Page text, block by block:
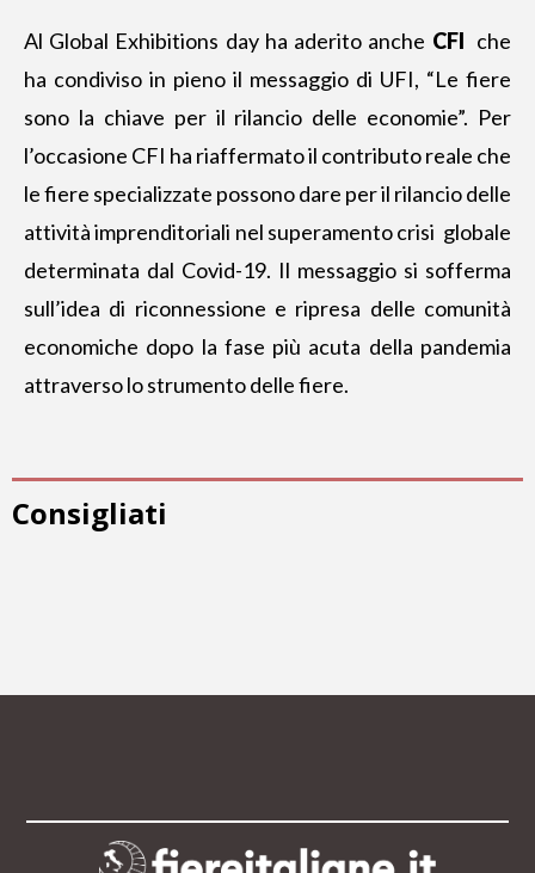
Al Global Exhibitions day ha aderito anche CFI che
ha condiviso in pieno il messaggio di UFI, “Le fiere
sono la chiave per il rilancio delle economie”. Per
l’occasione CFI ha riaffermato il contributo reale che
le fiere specializzate possono dare per il rilanciodelle
attività imprenditoriali nel superamentocrisi globale
determinata dal Covid-19. Il messaggio si sofferma
sull’idea di riconnessione e ripresa delle comunità
economiche dopo la fase più acuta della pandemia
attraverso lo strumento delle fiere.
Consigliati